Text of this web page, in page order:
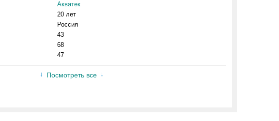
Акватек
20 лет
Россия
43
68
47
Посмотреть все